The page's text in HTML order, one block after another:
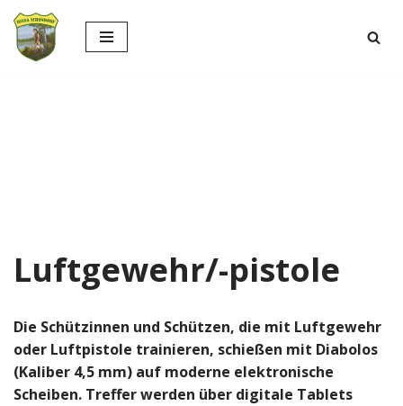
Zum
Luftgewehr/-pistole
Die Schützinnen und Schützen, die mit Luftgewehr
oder Luftpistole trainieren, schießen mit Diabolos
(Kaliber 4,5 mm) auf moderne elektronische
Scheiben. Treffer werden über digitale Tablets